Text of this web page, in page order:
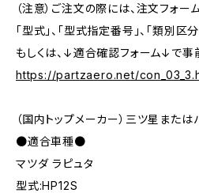
（注意）ご注文の際には、注文フォー
「型式」、「型式指定番号」、「類別区
もしくは、↓適合確認フォーム↓で事
https://partzaero.net/
（国内トップメーカー）三ツ星または
●適合車種●
マツダ ラピュタ
型式:HP12S